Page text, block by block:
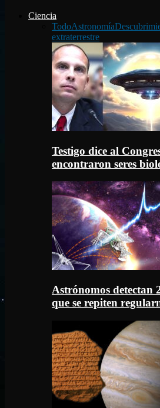
Ciencia
TodoAstronomía
extraterrestre
Testigo dice al
encontraron seres
Astrónomos detectan
que se repiten